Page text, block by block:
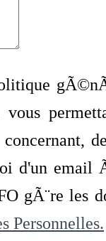
vous
d'un
gÃ¨re les
Personnelles.